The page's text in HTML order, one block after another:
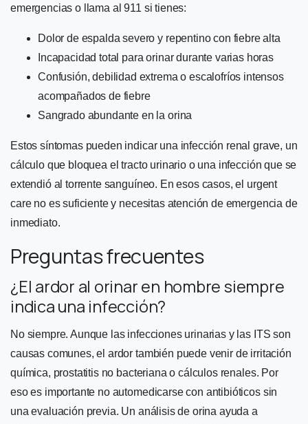
emergencias o llama al 911 si tienes:
Dolor de espalda severo y repentino con fiebre alta
Incapacidad total para orinar durante varias horas
Confusión, debilidad extrema o escalofríos intensos
acompañados de fiebre
Sangrado abundante en la orina
Estos síntomas pueden indicar una infección renal grave, un
cálculo que bloquea el tracto urinario o una infección que se
extendió al torrente sanguíneo. En esos casos, el urgent
care no es suficiente y necesitas atención de emergencia de
inmediato.
Preguntas frecuentes
¿El ardor al orinar en hombre siempre
indica una infección?
No siempre. Aunque las infecciones urinarias y las ITS son
causas comunes, el ardor también puede venir de irritación
química, prostatitis no bacteriana o cálculos renales. Por
eso es importante no automedicarse con antibióticos sin
una evaluación previa. Un análisis de orina ayuda a